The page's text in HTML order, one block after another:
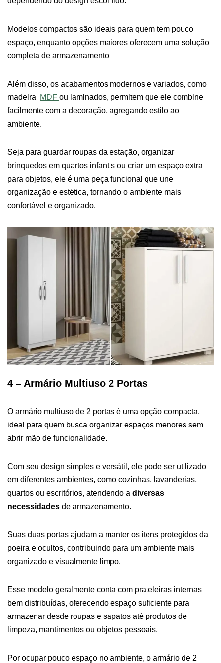
Modelos compactos são ideais para quem tem pouco
espaço, enquanto opções maiores oferecem uma solução
completa de armazenamento.
Além disso, os acabamentos modernos e variados, como
madeira, MDF ou laminados, permitem que ele combine
facilmente com a decoração, agregando estilo ao
ambiente.
Seja para guardar roupas da estação, organizar
brinquedos em quartos infantis ou criar um espaço extra
para objetos, ele é uma peça funcional que une
organização e estética, tornando o ambiente mais
confortável e organizado.
4 – Armário Multiuso 2 Portas
O armário multiuso de 2 portas é uma opção compacta,
ideal para quem busca organizar espaços menores sem
abrir mão de funcionalidade.
Com seu design simples e versátil, ele pode ser utilizado
em diferentes ambientes, como cozinhas, lavanderias,
quartos ou escritórios, atendendo a diversas
necessidades de armazenamento.
Suas duas portas ajudam a manter os itens protegidos da
poeira e ocultos, contribuindo para um ambiente mais
organizado e visualmente limpo.
Esse modelo geralmente conta com prateleiras internas
bem distribuídas, oferecendo espaço suficiente para
armazenar desde roupas e sapatos até produtos de
limpeza, mantimentos ou objetos pessoais.
Por ocupar pouco espaço no ambiente, o armário de 2